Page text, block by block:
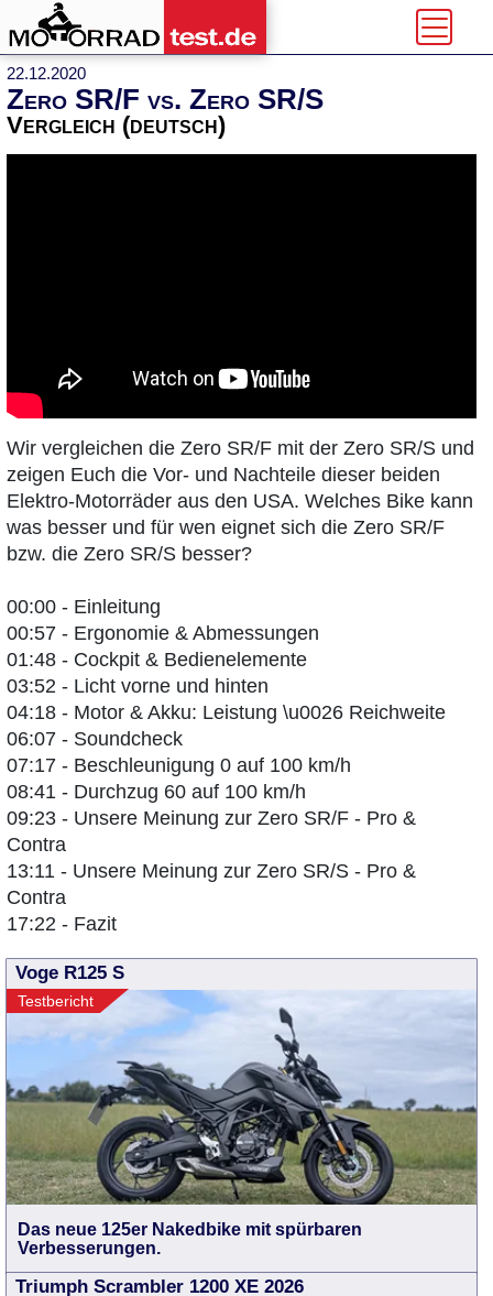
22.12.2020
Zero SR/F vs. Zero SR/S
Vergleich (deutsch)
Wir vergleichen die Zero SR/F mit der Zero SR/S und
zeigen Euch die Vor- und Nachteile dieser beiden
Elektro-Motorräder aus den USA. Welches Bike kann
was besser und für wen eignet sich die Zero SR/F
bzw. die Zero SR/S besser?
00:00 - Einleitung
00:57 - Ergonomie & Abmessungen
01:48 - Cockpit & Bedienelemente
03:52 - Licht vorne und hinten
04:18 - Motor & Akku: Leistung \u0026 Reichweite
06:07 - Soundcheck
07:17 - Beschleunigung 0 auf 100 km/h
08:41 - Durchzug 60 auf 100 km/h
09:23 - Unsere Meinung zur Zero SR/F - Pro &
Contra
13:11 - Unsere Meinung zur Zero SR/S - Pro &
Contra
17:22 - Fazit
Voge R125 S
Testbericht
Das neue 125er Nakedbike mit spürbaren
Verbesserungen.
Triumph Scrambler 1200 XE 2026